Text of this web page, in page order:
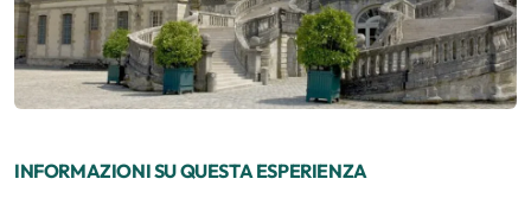
INFORMAZIONI SU QUESTA ESPERIENZA